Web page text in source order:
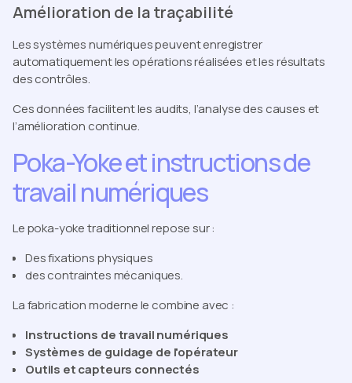
Amélioration de la traçabilité
Les systèmes numériques peuvent enregistrer
automatiquement les opérations réalisées et les résultats
des contrôles.
Ces données facilitent les audits, l’analyse des causes et
l’amélioration continue.
Poka-Yoke et instructions de
travail numériques
Le poka-yoke traditionnel repose sur :
Des fixations physiques
des contraintes mécaniques.
La fabrication moderne le combine avec :
Instructions de travail numériques
Systèmes de guidage de l'opérateur
Outils et capteurs connectés